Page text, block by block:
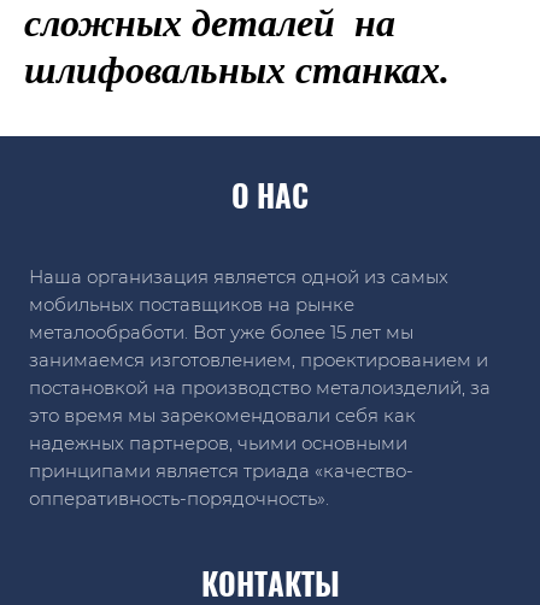
сложных деталей на
шлифовальных станках.
О НАС
Наша организация является одной из самых
мобильных поставщиков на рынке
металообработи. Вот уже более 15 лет мы
занимаемся изготовлением, проектированием и
постановкой на производство металоизделий, за
это время мы зарекомендовали себя как
надежных партнеров, чьими основными
принципами является триада «качество-
опперативность-порядочность».
КОНТАКТЫ